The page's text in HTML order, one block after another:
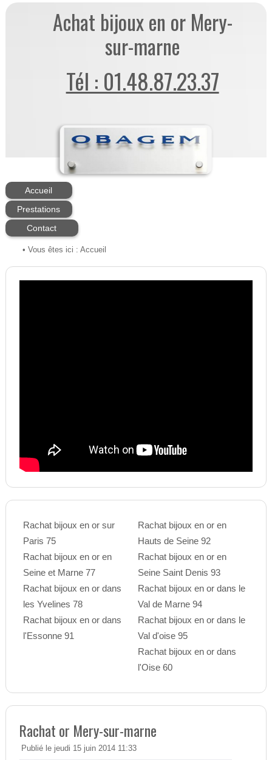
Achat bijoux en or Mery-
sur-marne
Tél : 01.48.87.23.37
Accueil
Prestations
Contact
• Vous êtes ici : Accueil
Rachat bijoux en or sur
Paris 75
Rachat bijoux en or en
Seine et Marne 77
Rachat bijoux en or dans
les Yvelines 78
Rachat bijoux en or dans
l'Essonne 91
Rachat bijoux en or en
Hauts de Seine 92
Rachat bijoux en or en
Seine Saint Denis 93
Rachat bijoux en or dans le
Val de Marne 94
Rachat bijoux en or dans le
Val d'oise 95
Rachat bijoux en or dans
l'Oise 60
Rachat or Mery-sur-marne
Publié le jeudi 15 juin 2014 11:33